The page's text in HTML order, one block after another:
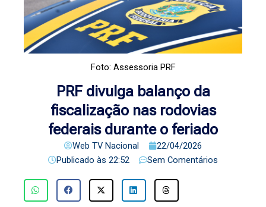
Foto: Assessoria PRF
PRF divulga balanço da
fiscalização nas rodovias
federais durante o feriado
Web TV Nacional
22/04/2026
Publicado às 22:52 Sem Comentários